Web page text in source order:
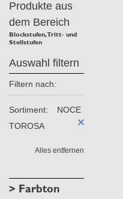
Produkte aus
dem Bereich
Blockstufen, Tritt- und
Stellstufen
Auswahl filtern
Filtern nach:
Sortiment:
NOCE
TOROSA
Alles entfernen
> Farbton